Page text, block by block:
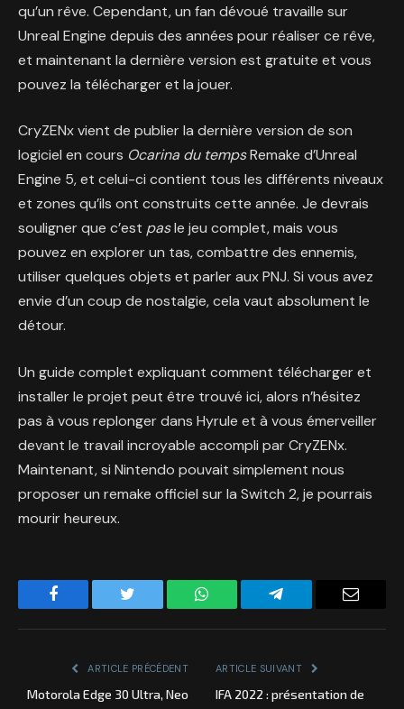
qu’un rêve. Cependant, un fan dévoué travaille sur
Unreal Engine depuis des années pour réaliser ce rêve,
et maintenant la dernière version est gratuite et vous
pouvez la télécharger et la jouer.
CryZENx vient de publier la dernière version de son
logiciel en cours Ocarina du tempsRemake d’Unreal
Engine 5, et celui-ci contient tous les différents niveaux
et zones qu’ils ont construits cette année. Je devrais
souligner que c’est pasle jeu complet, mais vous
pouvez en explorer un tas, combattre des ennemis,
utiliser quelques objets et parler aux PNJ. Si vous avez
envie d’un coup de nostalgie, cela vaut absolument le
détour.
Un guide complet expliquant comment télécharger et
installer le projet peut être trouvé ici, alors n’hésitez
pas à vous replonger dans Hyrule et à vous émerveiller
devant le travail incroyable accompli par CryZENx.
Maintenant, si Nintendo pouvait simplement nous
proposer un remake officiel sur la Switch 2, je pourrais
mourir heureux.
Facebook Twitter WhatsApp Telegram Email
ARTICLE PRÉCÉDENT
Motorola Edge 30 Ultra, Neo
ARTICLE SUIVANT
IFA 2022 : présentation de